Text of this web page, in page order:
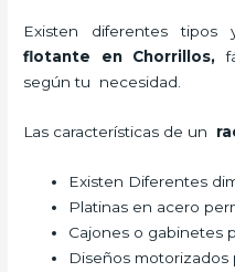
Existen diferentes
flotante en Chorrillos,
según tu necesidad.
Las características de un
Existen Diferentes
Platinas en acero
Cajones o gabinetes
Diseños motorizados